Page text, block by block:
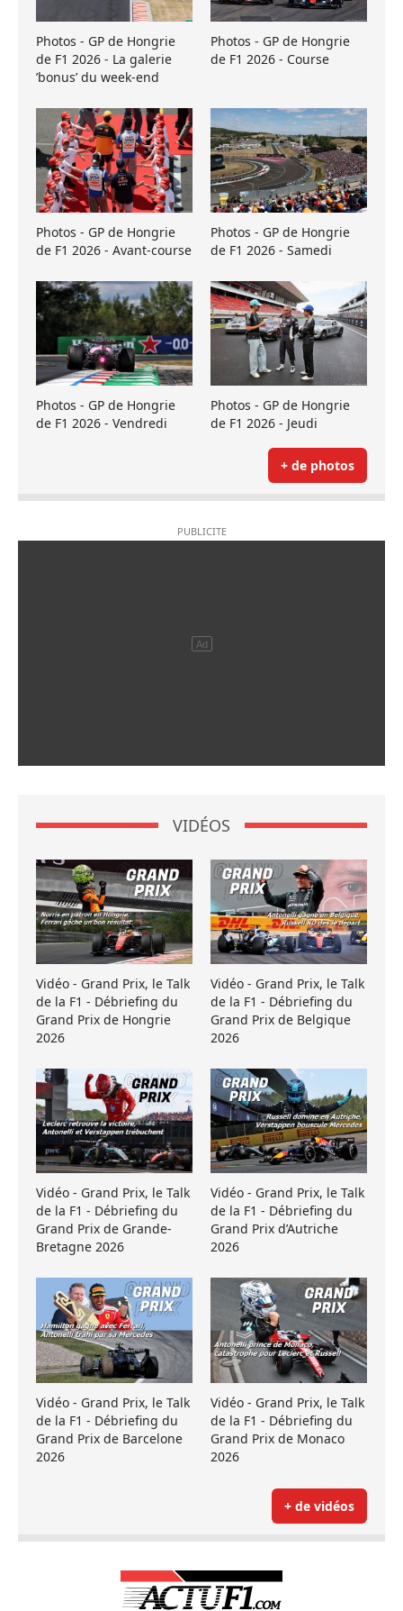
Photos - GP de Hongrie
de F1 2026 - La galerie
’bonus’ du week-end
Photos - GP de Hongrie
de F1 2026 - Course
Photos - GP de Hongrie
de F1 2026 - Avant-course
Photos - GP de Hongrie
de F1 2026 - Samedi
Photos - GP de Hongrie
de F1 2026 - Vendredi
Photos - GP de Hongrie
de F1 2026 - Jeudi
+ de photos
VIDÉOS
Vidéo - Grand Prix, le Talk
de la F1 - Débriefing du
Grand Prix de Hongrie
2026
Vidéo - Grand Prix, le Talk
de la F1 - Débriefing du
Grand Prix de Belgique
2026
Vidéo - Grand Prix, le Talk
de la F1 - Débriefing du
Grand Prix de Grande-
Bretagne 2026
Vidéo - Grand Prix, le Talk
de la F1 - Débriefing du
Grand Prix d’Autriche
2026
Vidéo - Grand Prix, le Talk
de la F1 - Débriefing du
Grand Prix de Barcelone
2026
Vidéo - Grand Prix, le Talk
de la F1 - Débriefing du
Grand Prix de Monaco
2026
+ de vidéos